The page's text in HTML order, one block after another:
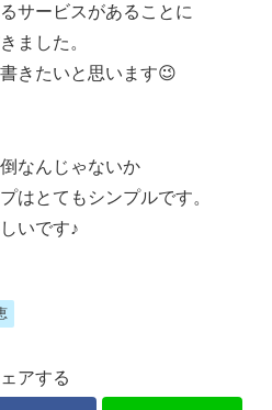
サービスがあることに
ました。
きたいと思います😉
なんじゃないか
はとてもシンプルです。
いです♪
アする